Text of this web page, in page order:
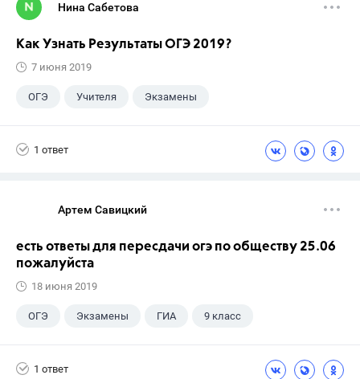
Нина Сабетова
Как Узнать Результаты ОГЭ 2019?
7 июня 2019
ОГЭ Учителя Экзамены
1 ответ
Артем Савицкий
есть ответы для пересдачи огэ по обществу 25.06
пожалуйста
18 июня 2019
ОГЭ Экзамены ГИА 9 класс
1 ответ